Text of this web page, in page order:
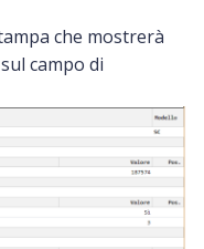
che mostrerà
campo di